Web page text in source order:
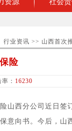
行业资讯 >> 山西首次
险
： 16230
山西分公司近日签
意向书。今后，山